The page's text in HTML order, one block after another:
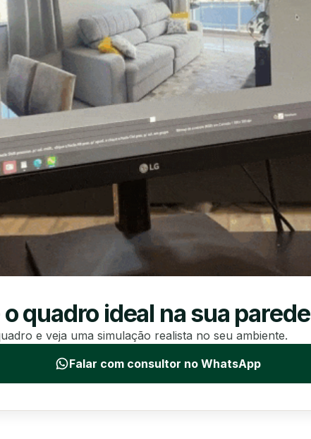
quadro ideal na sua parede
e veja uma simulação realista no seu ambiente.
Falar com consultor no WhatsApp